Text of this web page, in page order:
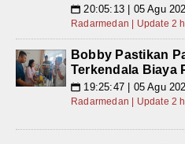
📅 20:05:13 | 05 Agu
Radarmedan | Update 2
Bobby Pastikan
Terkendala Biaya
📅 19:25:47 | 05 Agu
Radarmedan | Update 2